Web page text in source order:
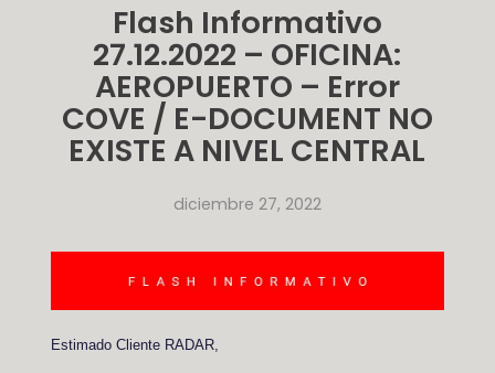
Flash Informativo
27.12.2022 – OFICINA:
AEROPUERTO – Error
COVE / E-DOCUMENT NO
EXISTE A NIVEL CENTRAL
diciembre 27, 2022
Estimado Cliente RADAR,